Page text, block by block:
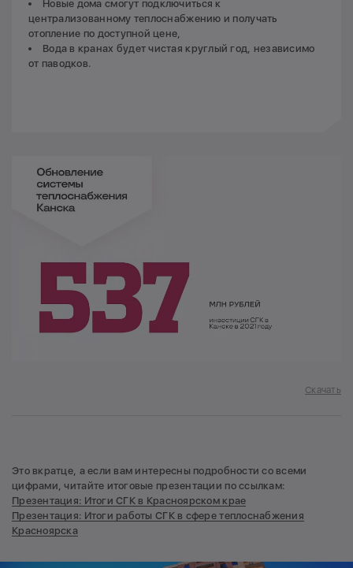
Новые дома смогут подключиться к
централизованному теплоснабжению и получать
отопление по доступной цене,
Вода в кранах будет чистая круглый год, независимо
от паводков.
Скачать
Это вкратце, а если вам интересны подробности со всеми
цифрами, читайте итоговые презентации по ссылкам:
Презентация: Итоги СГК в Красноярском крае
Презентация: Итоги работы СГК в сфере теплоснабжения
Красноярска